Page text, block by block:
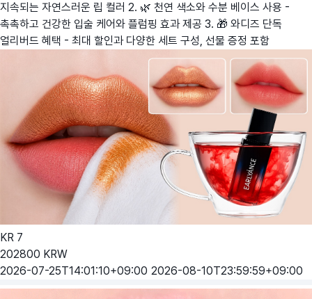
지속되는 자연스러운 립 컬러 2. 🌿 천연 색소와 수분 베이스 사용 -
촉촉하고 건강한 입술 케어와 플럼핑 효과 제공 3. 🎁 와디즈 단독
얼리버드 혜택 - 최대 할인과 다양한 세트 구성, 선물 증정 포함
KR 7
202800 KRW
2026-07-25T14:01:10+09:00 2026-08-10T23:59:59+09:00